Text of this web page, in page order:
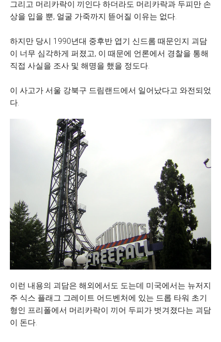
그리고 머리카락이 끼인다 하더라도 머리카락과 두피만 손
상을 입을 뿐, 얼굴 가죽까지 뜯어질 이유는 없다.
하지만 당시 1990년대 중후반 엽기 신드롬 때문인지 괴담
이 너무 심각하게 퍼졌고, 이 때문에 언론에서 경찰을 통해
직접 사실을 조사 및 해명을 했을 정도다.
이 사고가 서울 강북구 드림랜드에서 일어났다고 와전되었
다.
이런 내용의 괴담은 해외에서도 도는데 미국에서는 뉴저지
주 식스 플래그 그레이트 어드벤처에 있는 드롭 타워 초기
형인 프리폴에서 머리카락이 끼어 두피가 벗겨졌다는 괴담
이 돈다.